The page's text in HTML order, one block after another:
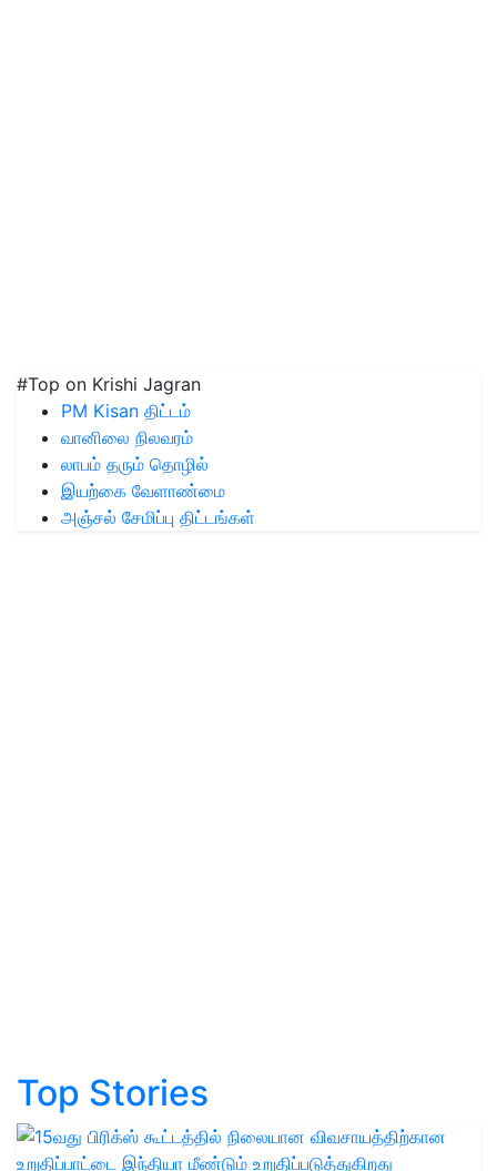
#Top on Krishi Jagran
PM Kisan திட்டம்
வானிலை நிலவரம்
லாபம் தரும் தொழில்
இயற்கை வேளாண்மை
அஞ்சல் சேமிப்பு திட்டங்கள்
Top Stories